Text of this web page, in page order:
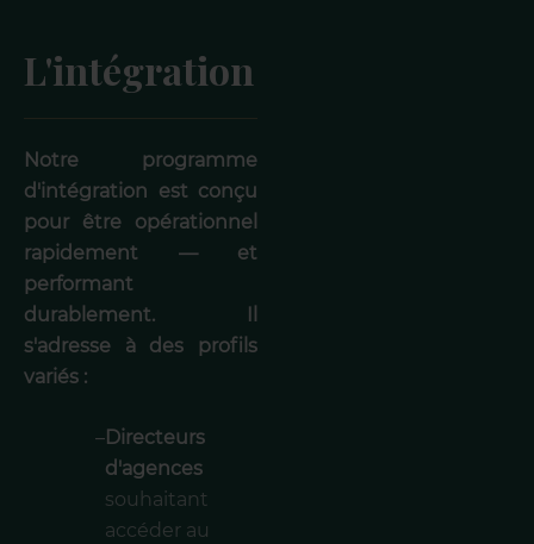
L'intégration
Notre programme
d'intégration est conçu
pour être opérationnel
rapidement — et
performant
durablement. Il
s'adresse à des profils
variés :
– Directeurs
d'agences
souhaitant
accéder au